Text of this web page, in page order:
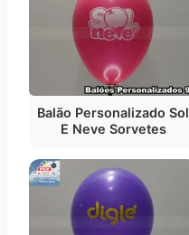
Balão Personalizado Sol
E Neve Sorvetes